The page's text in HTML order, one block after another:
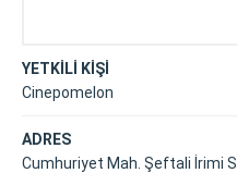
YETKİLİ KİŞİ
Cinepomelon
ADRES
Cumhuriyet Mah. Şeftali İrimi